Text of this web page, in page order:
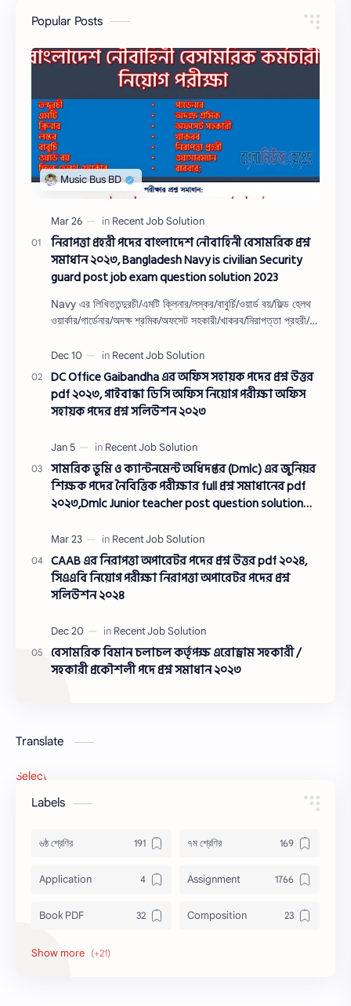
Popular Posts
নিরাপত্তা প্রহরী পদের বাংলাদেশ নৌবাহিনী বেসামরিক প্রশ্ন
সমাধান ২০২৩, Bangladesh Navy is civilian Security
guard post job exam question solution 2023
Navy এর লিখিততন্দুরচী/এমটি ক্লিনার/লস্কর/বাবুর্চি/ওয়ার্ড বয়/ফিল্ড হেলথ
ওয়ার্কার/গার্ডেনার/অদক্ষ শ্রমিক/অফসেট সহকারী/খাকরব/নিরাপত্তা প্রহরী/
DC Office Gaibandha এর অফিস সহায়ক পদের প্রশ্ন উত্তর
pdf ২০২৩, গাইবান্ধা ডিসি অফিস নিয়োগ পরীক্ষা অফিস
সহায়ক পদের প্রশ্ন সলিউশন ২০২৩
সামরিক ভূমি ও ক্যান্টনমেন্ট অধিদপ্তর (Dmlc) এর জুনিয়র
শিক্ষক পদের নৈবিত্তিক পরীক্ষার full প্রশ্ন সমাধানের pdf
২০২৩,Dmlc Junior teacher post question solution
সমাধান ২০২৩
CAAB এর নিরাপত্তা অপারেটর পদের প্রশ্ন উত্তর pdf ২০২৪,
সিএএবি নিয়োগ পরীক্ষা নিরাপত্তা অপারেটর পদের প্রশ্ন
সলিউশন ২০২৪
বেসামরিক বিমান চলাচল কর্তৃপক্ষ এরোড্রাম সহকারী /
সহকারী প্রকৌশলী পদে প্রশ্ন সমাধান ২০২৩
Translate
Select Language
Labels
৬ষ্ঠ শ্রেণির ৭ম শ্রেণির
Application Assignment
Book PDF Composition
Honors